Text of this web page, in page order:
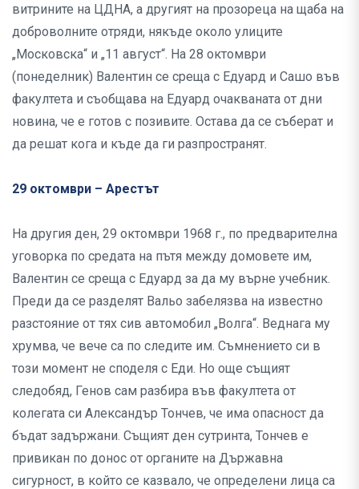
витрините на ЦДНА, а другият на прозореца на щаба на
доброволните отряди, някъде около улиците
„Московска“ и „11 август“. На 28 октомври
(понеделник) Валентин се среща с Едуард и Сашо във
факултета и съобщава на Едуард очакваната от дни
новина, че е готов с позивите. Остава да се съберат и
да решат кога и къде да ги разпространят.
29 октомври – Арестът
На другия ден, 29 октомври 1968 г., по предварителна
уговорка по средата на пътя между домовете им,
Валентин се среща с Едуард за да му върне учебник.
Преди да се разделят Вальо забелязва на известно
разстояние от тях сив автомобил „Волга“. Веднага му
хрумва, че вече са по следите им. Съмнението си в
този момент не споделя с Еди. Но още същият
следобяд, Генов сам разбира във факултета от
колегата си Александър Тончев, че има опасност да
бъдат задържани. Същият ден сутринта, Тончев е
привикан по донос от органите на Държавна
сигурност, в който се казвало, че определени лица са